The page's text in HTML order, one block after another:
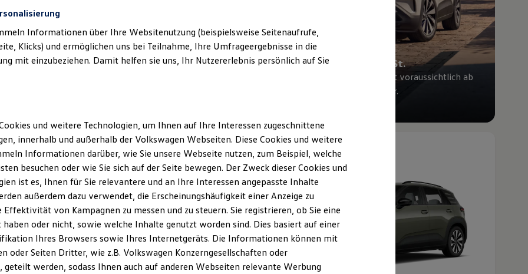
Ab 27.995,00 € inkl. MwSt.
Die Ausstattungslinie Trend ist voraussichtlich ab
Mitte Oktober 2026 bestellbar.
Neu abzgl. ID. Kaufprämie
Informationen über Ihre Websitenutzung (beispielsweise Seitenaufrufe,
Klicks) und ermöglichen uns bei Teilnahme, Ihre Umfrageergebnisse in die
mit einzubeziehen. Damit helfen sie uns, Ihr Nutzererlebnis persönlich auf Sie
und weitere Technologien, um Ihnen auf Ihre Interessen zugeschnittene
innerhalb und außerhalb der Volkswagen Webseiten. Diese Cookies und weitere
Informationen darüber, wie Sie unsere Webseite nutzen, zum Beispiel, welche
besuchen oder wie Sie sich auf der Seite bewegen. Der Zweck dieser Cookies und
ist es, Ihnen für Sie relevantere und an Ihre Interessen angepasste Inhalte
außerdem dazu verwendet, die Erscheinungshäufigkeit einer Anzeige zu
Effektivität von Kampagnen zu messen und zu steuern. Sie registrieren, ob Sie eine
haben oder nicht, sowie welche Inhalte genutzt worden sind. Dies basiert auf einer
Ihres Browsers sowie Ihres Internetgeräts. Die Informationen können mit
oder Seiten Dritter, wie z.B. Volkswagen Konzerngesellschaften oder
geteilt werden, sodass Ihnen auch auf anderen Webseiten relevante Werbung